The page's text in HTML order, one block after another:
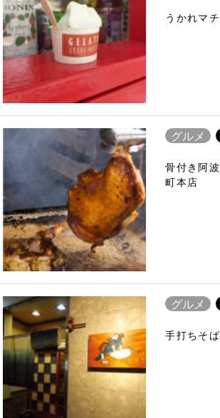
うかれマ
グルメ
骨付き阿
町本店
グルメ
手打ちそ